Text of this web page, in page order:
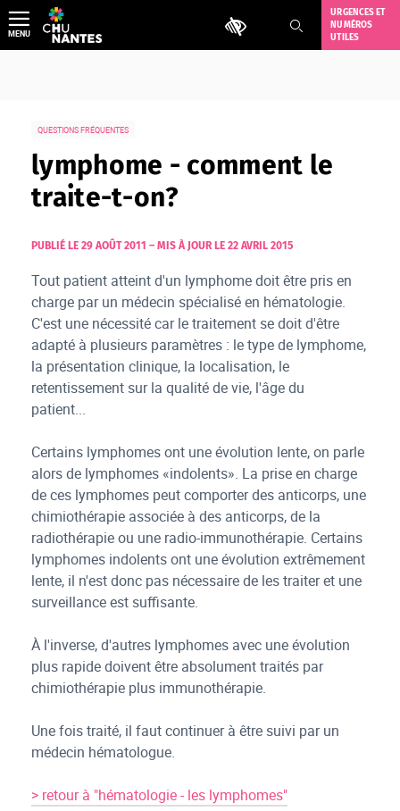
Aller
au
contenu
Outils d'accessibilité
URGENCES ET
NUMÉROS
UTILES
MENU
QUESTIONS FRÉQUENTES
lymphome - comment le
traite-t-on?
PUBLIÉ LE 29 AOÛT 2011 – MIS À JOUR LE 22 AVRIL 2015
Tout patient atteint d'un lymphome doit être pris en
charge par un médecin spécialisé en hématologie.
C'est une nécessité car le traitement se doit d'être
adapté à plusieurs paramètres : le type de lymphome,
la présentation clinique, la localisation, le
retentissement sur la qualité de vie, l'âge du
patient...
Certains lymphomes ont une évolution lente, on parle
alors de lymphomes «indolents». La prise en charge
de ces lymphomes peut comporter des anticorps, une
chimiothérapie associée à des anticorps, de la
radiothérapie ou une radio-immunothérapie. Certains
lymphomes indolents ont une évolution extrêmement
lente, il n'est donc pas nécessaire de les traiter et une
surveillance est suffisante.
À l'inverse, d'autres lymphomes avec une évolution
plus rapide doivent être absolument traités par
chimiothérapie plus immunothérapie.
Une fois traité, il faut continuer à être suivi par un
médecin hématologue.
> retour à "hématologie - les lymphomes"